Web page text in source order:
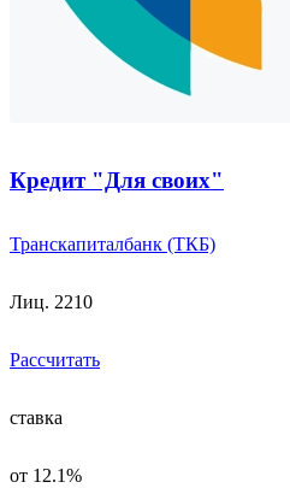
Кредит "Для своих"
Транскапиталбанк (ТКБ)
Лиц. 2210
Рассчитать
ставка
от 12.1%